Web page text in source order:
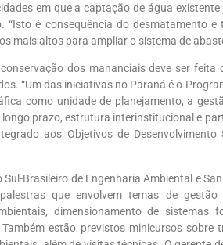
em que a captação de água
“Isto é consequência do desmatamento e
mais altos para ampliar o sistema de
dos mananciais deve ser feita
“Um das iniciativas no Paraná é o
como unidade de planejamento, a
prazo, estrutura interinstitucional e
aos Objetivos de Desenvolvimento
Brasileiro de Engenharia Ambiental e
que envolvem temas de gestão
dimensionamento de sistemas
estão previstos minicursos sobre